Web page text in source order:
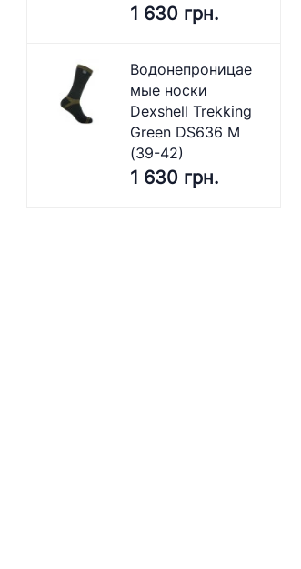
1 630 грн.
Водонепроницае
мые носки
Dexshell Trekking
Green DS636 M
(39-42)
1 630 грн.